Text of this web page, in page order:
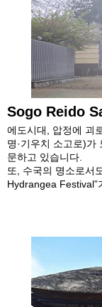
Sogo Reido
에도시대, 압정에 괴
명·기우치 소고로)가
문하고 있습니다.
또, 수국의 명소로서
Hydrangea Festival”